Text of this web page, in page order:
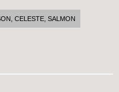
CELESTE, SALMON